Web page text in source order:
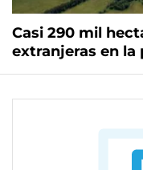
Casi 290 mil
extranjeras en la